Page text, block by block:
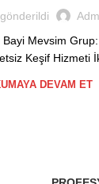
Mevsim
Keşif Hizmeti
DEVAM ET